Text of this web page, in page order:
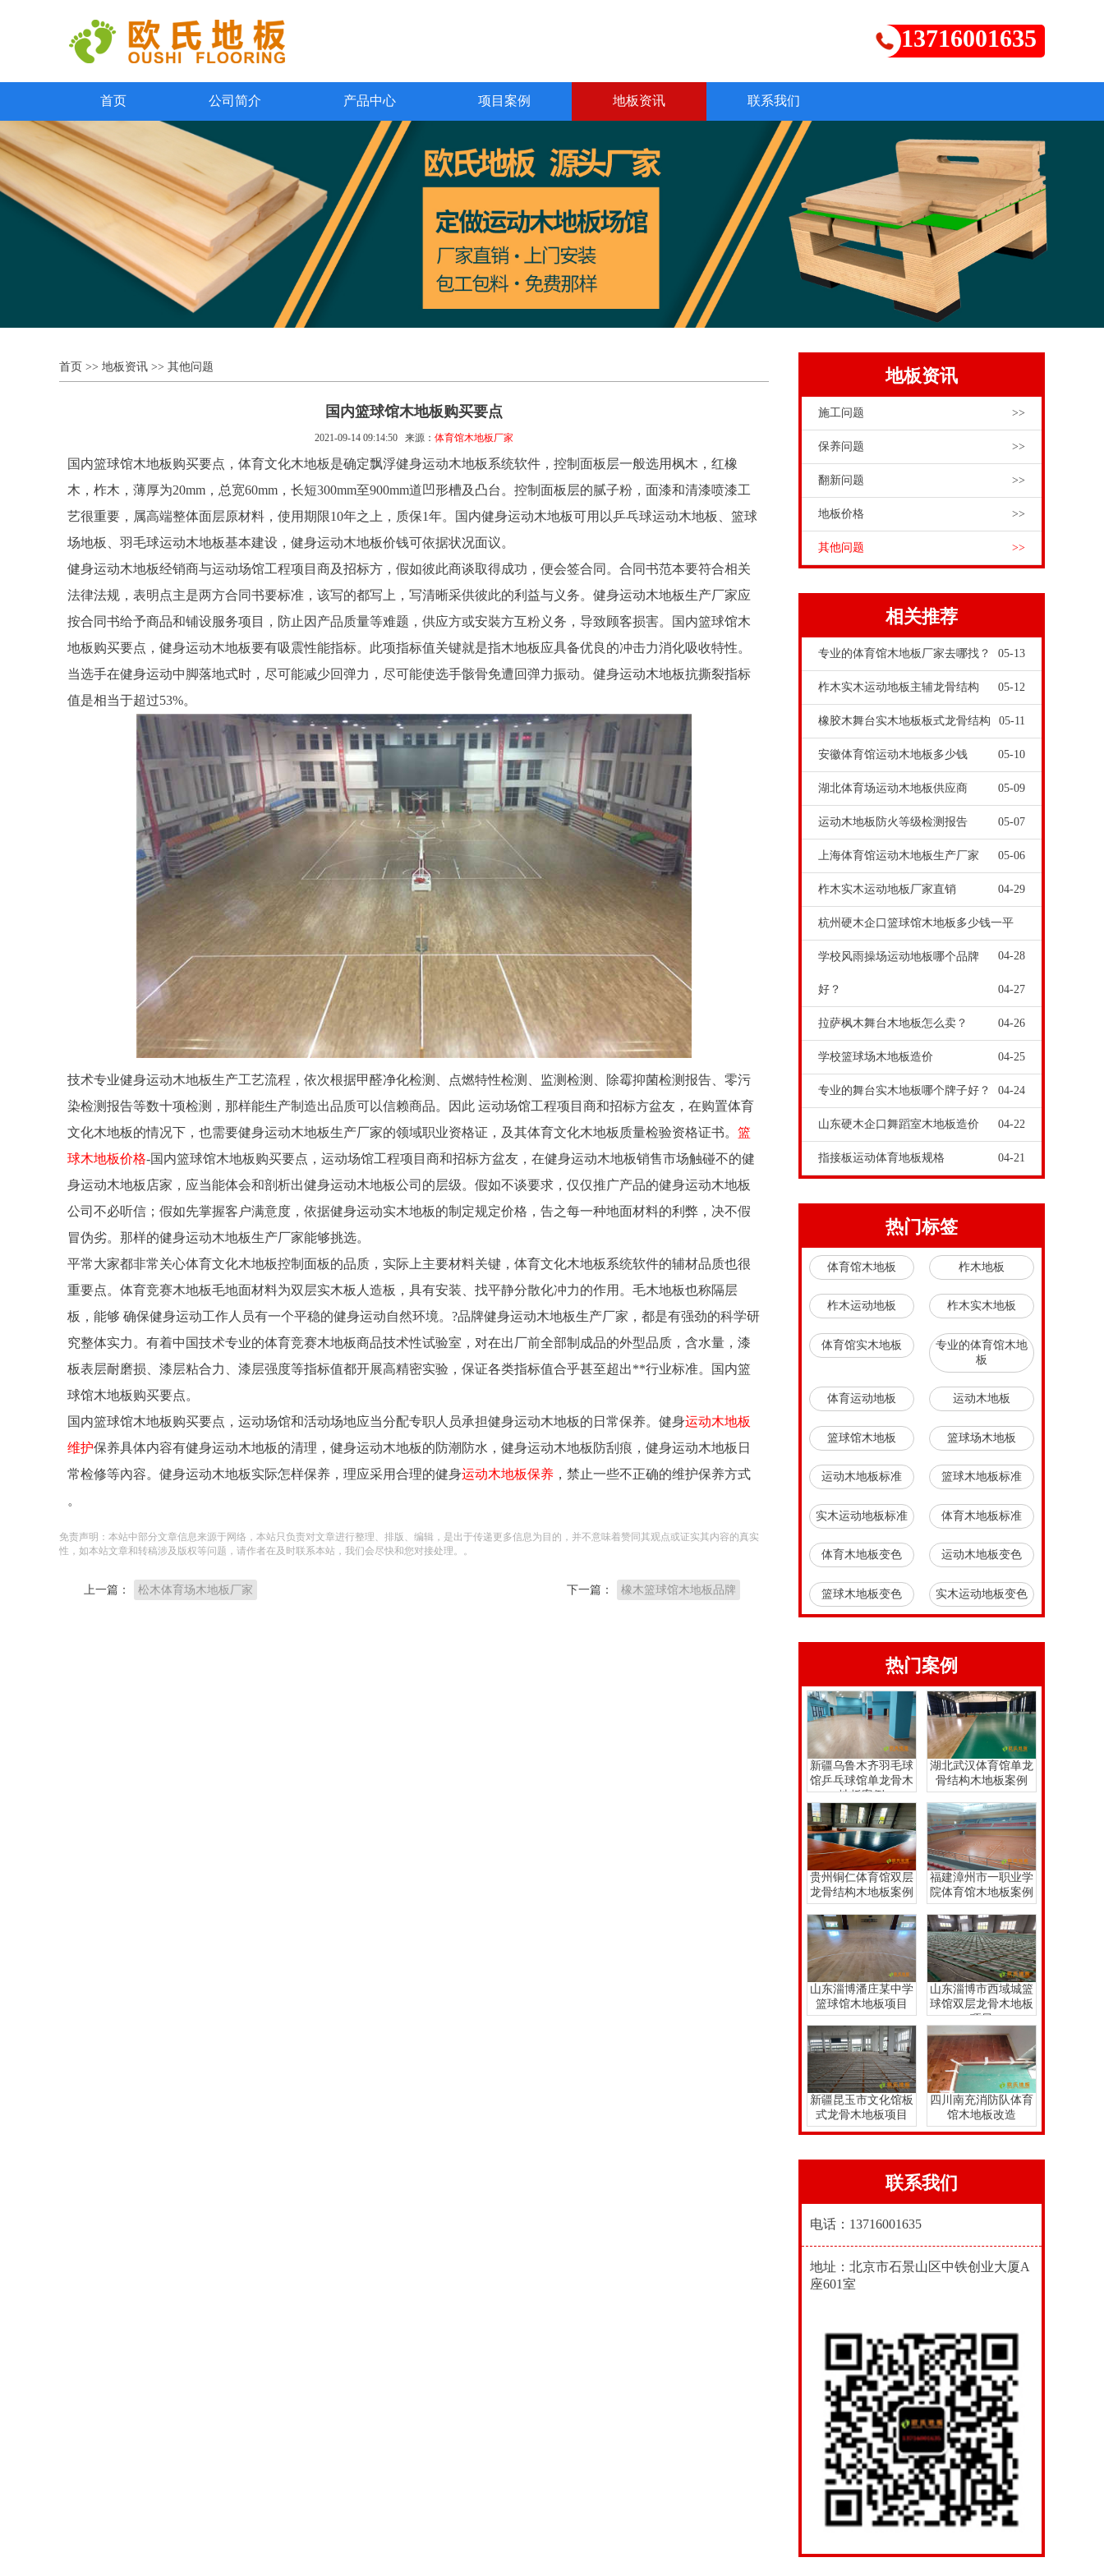
13716001635
首页 公司简介 产品中心 项目案例 地板资讯 联系我们
首页 >> 地板资讯 >> 其他问题
国内篮球馆木地板购买要点
2021-09-14 09:14:50 来源： 体育馆木地板厂家
国内篮球馆木地板购买要点，体育文化木地板是确定飘浮健身运动木地板系统软件，控制面板层一般选用枫木，红橡
木，柞木，薄厚为20mm，总宽60mm，长短300mm至900mm道凹形槽及凸台。控制面板层的腻子粉，面漆和清漆喷漆工
艺很重要，属高端整体面层原材料，使用期限10年之上，质保1年。国内健身运动木地板可用以乒乓球运动木地板、篮球
场地板、羽毛球运动木地板基本建设，健身运动木地板价钱可依据状况面议。
健身运动木地板经销商与运动场馆工程项目商及招标方，假如彼此商谈取得成功，便会签合同。合同书范本要符合相关
法律法规，表明点主是两方合同书要标准，该写的都写上，写清晰采供彼此的利益与义务。健身运动木地板生产厂家应
按合同书给予商品和铺设服务项目，防止因产品质量等难题，供应方或安裝方互粉义务，导致顾客损害。国内篮球馆木
地板购买要点，健身运动木地板要有吸震性能指标。此项指标值关键就是指木地板应具备优良的冲击力消化吸收特性。
当选手在健身运动中脚落地式时，尽可能减少回弹力，尽可能使选手骸骨免遭回弹力振动。健身运动木地板抗撕裂指标
值是相当于超过53%。
技术专业健身运动木地板生产工艺流程，依次根据甲醛净化检测、点燃特性检测、监测检测、除霉抑菌检测报告、零污
染检测报告等数十项检测，那样能生产制造出品质可以信赖商品。因此 运动场馆工程项目商和招标方盆友，在购置体育
文化木地板的情况下，也需要健身运动木地板生产厂家的领域职业资格证，及其体育文化木地板质量检验资格证书。 篮
球木地板价格-国内篮球馆木地板购买要点，运动场馆工程项目商和招标方盆友，在健身运动木地板销售市场触碰不的健
身运动木地板店家，应当能体会和剖析出健身运动木地板公司的层级。假如不谈要求，仅仅推广产品的健身运动木地板
公司不必听信；假如先掌握客户满意度，依据健身运动实木地板的制定规定价格，告之每一种地面材料的利弊，决不假
冒伪劣。那样的健身运动木地板生产厂家能够挑选。
平常大家都非常关心体育文化木地板控制面板的品质，实际上主要材料关键，体育文化木地板系统软件的辅材品质也很
重要点。体育竞赛木地板毛地面材料为双层实木板人造板，具有安装、找平静分散化冲力的作用。毛木地板也称隔层
板，能够 确保健身运动工作人员有一个平稳的健身运动自然环境。?品牌健身运动木地板生产厂家，都是有强劲的科学研
究整体实力。有着中国技术专业的体育竞赛木地板商品技术性试验室，对在出厂前全部制成品的外型品质，含水量，漆
板表层耐磨损、漆层粘合力、漆层强度等指标值都开展高精密实验，保证各类指标值合乎甚至超出**行业标准。国内篮
球馆木地板购买要点。
国内篮球馆木地板购买要点，运动场馆和活动场地应当分配专职人员承担健身运动木地板的日常保养。健身运动木地板
维护保养具体内容有健身运动木地板的清理，健身运动木地板的防潮防水，健身运动木地板防刮痕，健身运动木地板日
常检修等內容。健身运动木地板实际怎样保养，理应采用合理的健身运动木地板保养 ，禁止一些不正确的维护保养方式
。
免责声明：本站中部分文章信息来源于网络，本站只负责对文章进行整理、排版、编辑，是出于传递更多信息为目的，并不意味着赞同其观点或证实其内容的真实
性，如本站文章和转稿涉及版权等问题，请作者在及时联系本站，我们会尽快和您对接处理。。
上一篇： 松木体育场木地板厂家 下一篇： 橡木篮球馆木地板品牌
地板资讯
施工问题 >>
保养问题 >>
翻新问题 >>
地板价格 >>
其他问题 >>
相关推荐
专业的体育馆木地板厂家去哪找？ 05-13
柞木实木运动地板主辅龙骨结构 05-12
橡胶木舞台实木地板板式龙骨结构 05-11
安徽体育馆运动木地板多少钱 05-10
湖北体育场运动木地板供应商 05-09
运动木地板防火等级检测报告 05-07
上海体育馆运动木地板生产厂家 05-06
柞木实木运动地板厂家直销 04-29
杭州硬木企口篮球馆木地板多少钱一平
04-28
学校风雨操场运动地板哪个品牌
好？ 04-27
拉萨枫木舞台木地板怎么卖？ 04-26
学校篮球场木地板造价 04-25
专业的舞台实木地板哪个牌子好？ 04-24
山东硬木企口舞蹈室木地板造价 04-22
指接板运动体育地板规格 04-21
热门标签
体育馆木地板 柞木地板
柞木运动地板 柞木实木地板
体育馆实木地板
专业的体育馆木地
板
体育运动地板 运动木地板
篮球馆木地板 篮球场木地板
运动木地板标准 篮球木地板标准
实木运动地板标准 体育木地板标准
体育木地板变色 运动木地板变色
篮球木地板变色 实木运动地板变色
热门案例
新疆乌鲁木齐羽毛球
馆乒乓球馆单龙骨木
地板案例
湖北武汉体育馆单龙
骨结构木地板案例
贵州铜仁体育馆双层
龙骨结构木地板案例
福建漳州市一职业学
院体育馆木地板案例
山东淄博潘庄某中学
篮球馆木地板项目
山东淄博市西域城篮
球馆双层龙骨木地板
项目
新疆昆玉市文化馆板
式龙骨木地板项目
四川南充消防队体育
馆木地板改造
联系我们
电话：13716001635
地址：北京市石景山区中铁创业大厦A
座601室